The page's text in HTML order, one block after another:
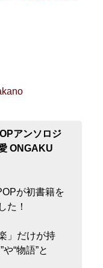
アンソロジ
ONGAKU
が初書籍を
た！
」だけが持
や“物語”と